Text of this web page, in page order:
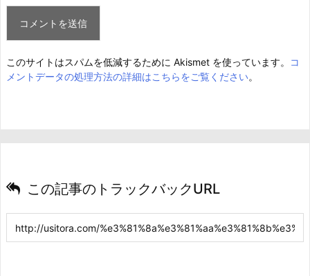
このサイトはスパムを低減するために Akismet を使っています。
コ
メントデータの処理方法の詳細はこちらをご覧ください。
この記事のトラックバックURL